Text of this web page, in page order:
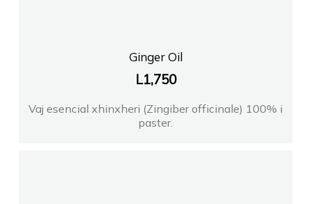
Ginger Oil
L1,750
Vaj esencial xhinxheri (Zingiber officinale) 100% i
paster.